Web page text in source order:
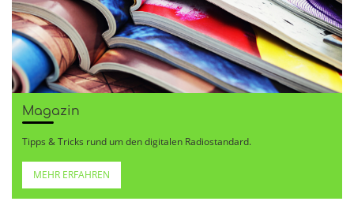
Magazin
Tipps & Tricks rund um den digitalen Radiostandard.
MEHR ERFAHREN